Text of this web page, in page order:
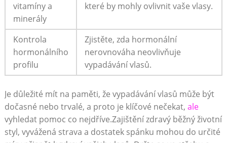
vitamíny a
minerály
které by mohly ovlivnit vaše vlasy.
Kontrola
⁢hormonálního
profilu
Zjistěte, zda hormonální
nerovnováha neovlivňuje
vypadávání ⁣vlasů.
Je důležité mít na paměti, že⁤ vypadávání vlasů může být
dočasné nebo trvalé, a proto je klíčové nečekat, ale
vyhledat ⁢pomoc‍ co ​nejdříve.Zajištění‌ zdravý běžný životní
styl, vyvážená strava a dostatek spánku mohou do určité